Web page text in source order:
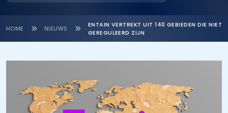
HOME NIEUWS
ENTAIN VERTREKT UIT 140 GEBIEDEN DIE NIET
GEREGULEERD ZIJN